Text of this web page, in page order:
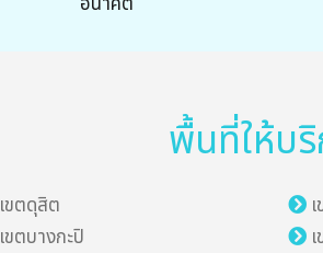
พื้นที่ให้บ
เขตดุสิต
เขตบางกะปิ